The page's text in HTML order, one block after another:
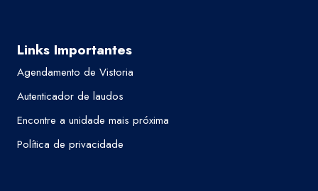
Links Importantes
Agendamento de Vistoria
Autenticador de laudos
Encontre a unidade mais próxima
Política de privacidade